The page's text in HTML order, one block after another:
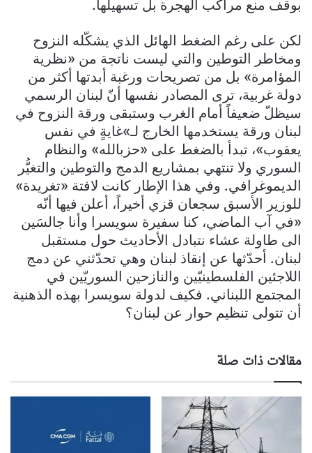
بوقف منع مراكب الهجرة بل تسهيلها.
لكن على رغم الضغط الهائل الذي يشكّله النزوح
ومخاطر التوطين والتي ليست ناتجة من «نظرية
المؤامرة» بل من تصريحات ورغبة أبدتها أكثر من
دولة غربية، ترى المصادر نفسها أنّ لبنان الرسمي
سيظلّ ضعيفاً أمام الغرب وستبقى ورقة النزوح في
لبنان ورقة يستخدمها الخارج لـ»غايةٍ في نفس
يعقوب»، تبدأ بالضغط على «حزبالله» والنظام
السوري ولا تنتهي بمشاريع الدمج والتوطين والتغيُّر
الديموغرافي. وفي هذا الإطار كانت لافتة «تغريدة»
للوزير الأسبق سجعان قزي أخيراً، أعلن فيها أنّه
«في آب الماضي، كنا سفيرة سويسرا وأنا جالسَين
الى طاولة عشاء نتبادل الأحاديث حول مستقبل
لبنان. أحدّثها عن إنقاذ لبنان وهي تحدّثني عن دمج
اللاجئين الفلسطينيّين والنازحين السوريّين في
المجتمع اللبناني. فكيف لدولة سويسرا بهذه الذهنية
أن تتولى تنظيم حوار عن لبنان؟
مقالات ذات صلة